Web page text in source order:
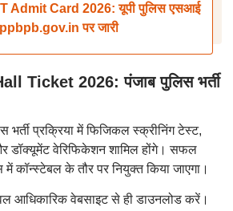
Admit Card 2026: यूपी पुलिस एसआई
पर जारी
Ticket 2026: पंजाब पुलिस भर्ती
भर्ती प्रक्रिया में फिजिकल स्क्रीनिंग टेस्ट,
डॉक्यूमेंट वेरिफिकेशन शामिल होंगे। सफल
में कॉन्स्टेबल के तौर पर नियुक्त किया जाएगा।
आधिकारिक वेबसाइट से ही डाउनलोड करें।